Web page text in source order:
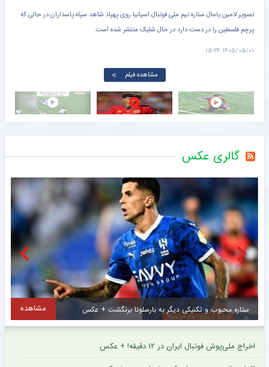
تصویر لامین یامال ستاره تیم ملی فوتبال اسپانیا روی پهپاد شاهد سپاه پاسداران در حالی که
پرچم فلسطین را در دست دارد در حال شلیک منتشر شده است.
۱۴۰۵/۰۵/۰۱ ۱۵:۲۴
مشاهده فیلم
گالری عکس
ستاره محبوب و تکنیکی دیگر به بارسلونا برنگشت + عکس مشاهده
اخراج ملی‌پوش فوتبال ایران در ۱۲ دقیقه! + عکس